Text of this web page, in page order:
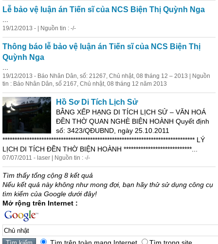
Lễ bảo vệ luận án Tiến sĩ của NCS Biện Thị Quỳnh Nga
19/12/2013 - | Nguồn tin : -/-
Thông báo lễ bảo vệ luận án Tiến sĩ của NCS Biện Thị
Quỳnh Nga
19/12/2013 - Báo Nhân Dân, số: 21267, Chủ nhật, 08 tháng 12 – 2013 | Nguồn
tin : Báo Nhân Dân, số 2167, Chủ nhật, 08 tháng 12 năm 2013
Hồ Sơ Di Tích Lịch Sử
BẰNG XẾP HẠNG DI TÍCH LỊCH SỬ – VĂN HOÁ
ĐỀN THỜ QUAN NGHÈ BIỆN HOÀNH Quyết định
số: 3423/QĐUBND, ngày 25.10.2011
******************************************************************************* LÝ
LỊCH DI TÍCH ĐỀN THỜ BIỆN HOÀNH ****************************...
07/07/2011 - laser | Nguồn tin : -/-
Tìm thấy tổng cộng 8 kết quả
Nếu kết quả này không như mong đợi, bạn hãy thử sử dụng công cụ
tìm kiếm của Google dưới đây!
Mở rộng trên Internet :